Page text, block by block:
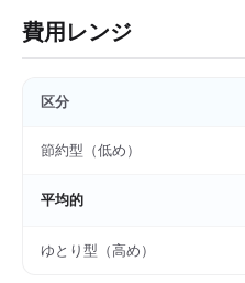
費用レンジ
区分
節約型（低め）
平均的
ゆとり型（高め）